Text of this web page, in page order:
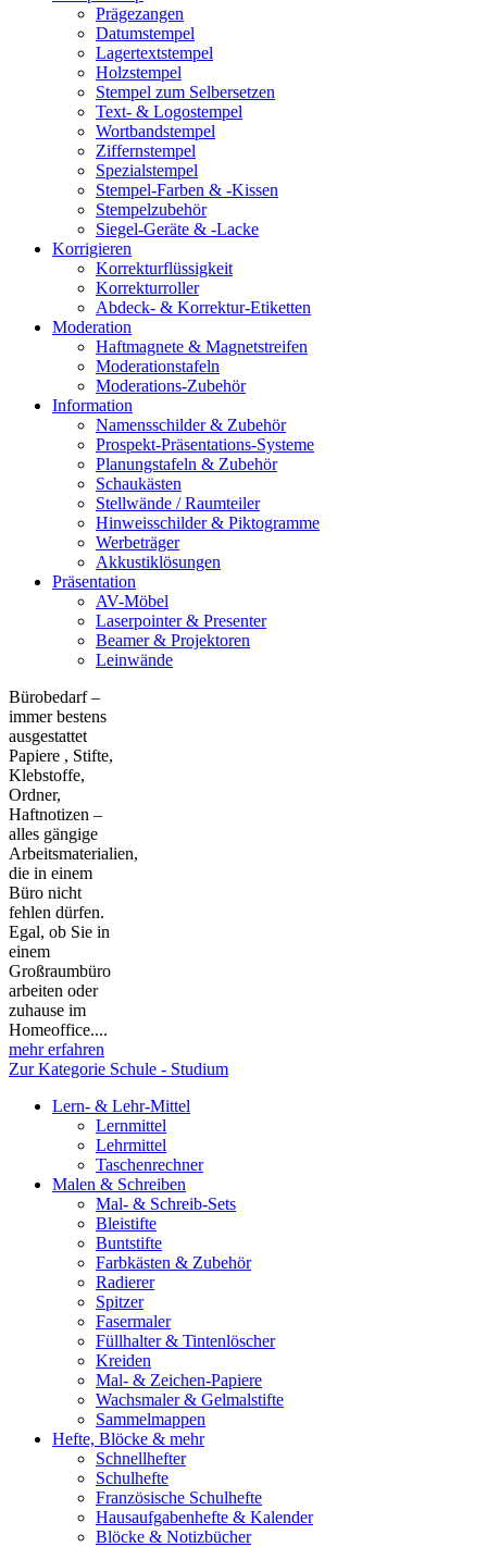
Prägezangen
Datumstempel
Lagertextstempel
Holzstempel
Stempel zum Selbersetzen
Text- & Logostempel
Wortbandstempel
Ziffernstempel
Spezialstempel
Stempel-Farben & -Kissen
Stempelzubehör
Siegel-Geräte & -Lacke
Korrigieren
Korrekturflüssigkeit
Korrekturroller
Abdeck- & Korrektur-Etiketten
Moderation
Haftmagnete & Magnetstreifen
Moderationstafeln
Moderations-Zubehör
Information
Namensschilder & Zubehör
Prospekt-Präsentations-Systeme
Planungstafeln & Zubehör
Schaukästen
Stellwände / Raumteiler
Hinweisschilder & Piktogramme
Werbeträger
Akkustiklösungen
Präsentation
AV-Möbel
Laserpointer & Presenter
Beamer & Projektoren
Leinwände
Bürobedarf –
immer bestens
ausgestattet
Papiere , Stifte,
Klebstoffe,
Ordner,
Haftnotizen –
alles gängige
Arbeitsmaterialien,
die in einem
Büro nicht
fehlen dürfen.
Egal, ob Sie in
einem
Großraumbüro
arbeiten oder
zuhause im
Homeoffice....
mehr erfahren
Zur Kategorie Schule - Studium
Lern- & Lehr-Mittel
Lernmittel
Lehrmittel
Taschenrechner
Malen & Schreiben
Mal- & Schreib-Sets
Bleistifte
Buntstifte
Farbkästen & Zubehör
Radierer
Spitzer
Fasermaler
Füllhalter & Tintenlöscher
Kreiden
Mal- & Zeichen-Papiere
Wachsmaler & Gelmalstifte
Sammelmappen
Hefte, Blöcke & mehr
Schnellhefter
Schulhefte
Französische Schulhefte
Hausaufgabenhefte & Kalender
Blöcke & Notizbücher